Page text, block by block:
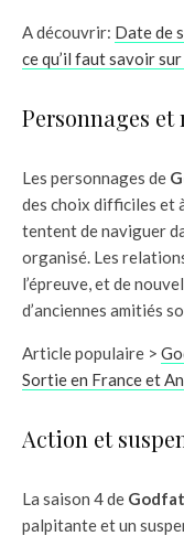
A découvrir: Date de
ce qu’il faut savoir
Personnages
Les personnages de
des choix difficiles et
tentent de naviguer
organisé. Les
l’épreuve, et de
d’anciennes amitiés
Article populaire >
Sortie en France et
Action et
La saison 4 de
palpitante et un